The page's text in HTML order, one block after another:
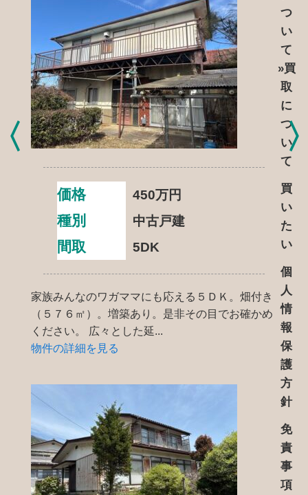
価格 450万円
種別 中古戸建
間取 5DK
家族みんなのワガママにも応える５ＤＫ。畑付き
（５７６㎡）。増築あり。是非その目でお確かめ
ください。 広々とした延...
物件の詳細を見る
つ
い
て
»買
取
に
つ
い
て
買
い
た
い
個
人
情
報
保
護
方
針
免
責
事
項